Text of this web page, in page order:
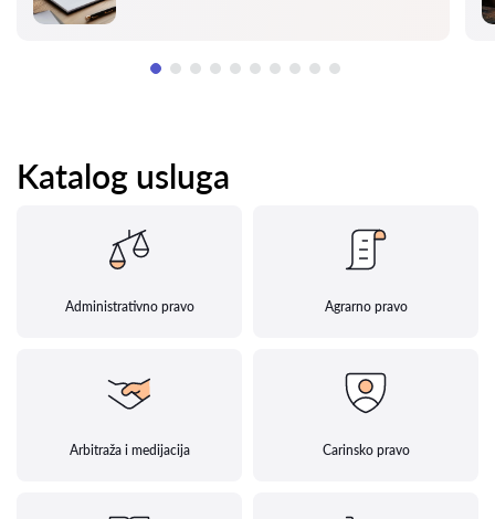
Katalog usluga
Administrativno pravo Agrarno pravo
Arbitraža i medijacija Carinsko pravo